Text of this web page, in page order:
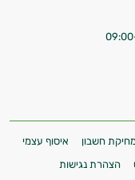
חשבון
איסוף עצמי
הצהרת נגישות